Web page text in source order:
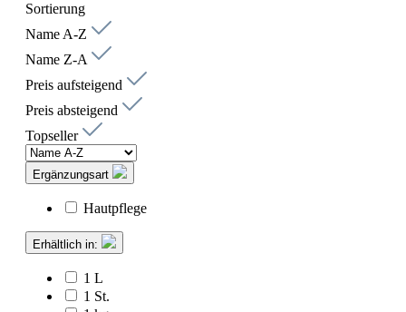
Sortierung
Name A-Z
Name Z-A
Preis aufsteigend
Preis absteigend
Topseller
Ergänzungsart
Hautpflege
Erhältlich in:
1 L
1 St.